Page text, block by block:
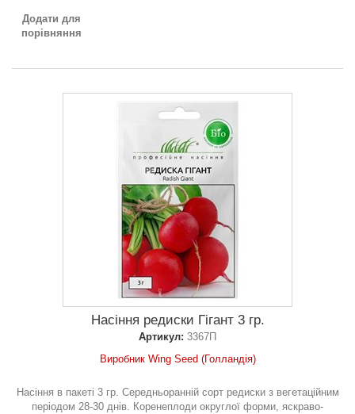
Додати для
порівняння
Насіння редиски Гігант 3 гр.
Артикул: 3367П
Виробник Wing Seed (Голландія)
Насіння в пакеті 3 гр. Середньоранній сорт редиски з вегетаційним
періодом 28-30 днів. Коренеплоди округлої форми, яскраво-